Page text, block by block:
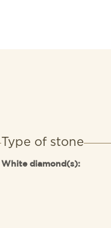
Type of stone
White diamond(s):